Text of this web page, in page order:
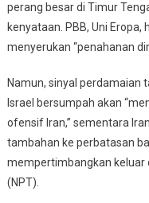
perang besar di Timur
kenyataan. PBB, Uni
menyerukan “penahanan
Namun, sinyal perdamaian
Israel bersumpah akan
ofensif Iran,” sementara
tambahan ke perbatasan
mempertimbangkan keluar
(NPT).